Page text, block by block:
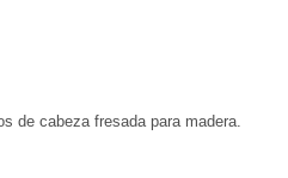
de cabeza fresada para madera.